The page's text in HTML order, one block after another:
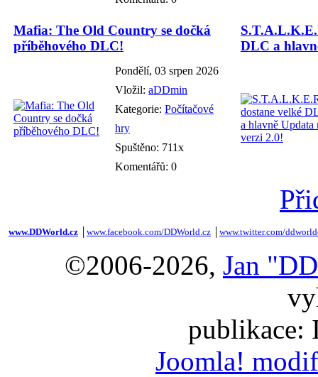
Mafia: The Old Country se dočká
příběhového DLC!
Pondělí, 03 srpen 2026
Vložil: aDDmin
Kategorie: Počítačové
hry
Spuštěno: 711x
Komentářů: 0
DLC a
www.DDWorld.cz www.facebook.com/DDWorld.cz www.twitter.com/
©2006-2026, Jan
publikace:
Joomla!